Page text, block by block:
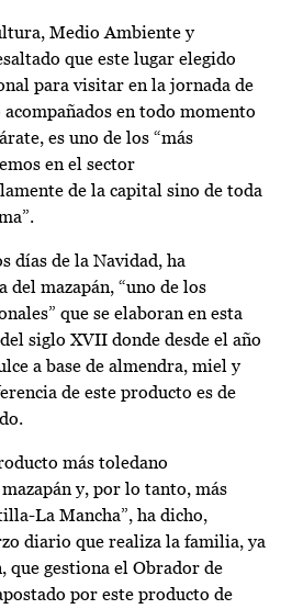
Medio Ambiente y
que este lugar elegido
para visitar en la jornada de
en todo momento
es uno de los “más
en el sector
de la capital sino de toda
días de la Navidad, ha
del mazapán, “uno de los
que se elaboran en esta
siglo XVII donde desde el año
a base de almendra, miel y
de este producto es de
más toledano
y, por lo tanto, más
La Mancha”, ha dicho,
diario que realiza la familia, ya
que gestiona el Obrador de
por este producto de